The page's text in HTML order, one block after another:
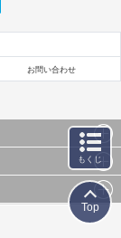
お問い合わせ
等）及びこれらの配置・
ことは固く禁じており
見解・感想です。
。広告の表示、ソーシャル
もくじ
Top